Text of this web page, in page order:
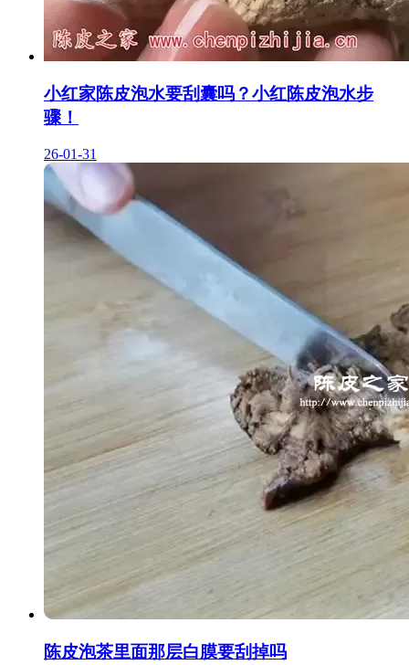
小红家陈皮泡水要刮囊吗？小红陈皮泡水步
骤！
26-01-31
陈皮泡茶里面那层白膜要刮掉吗